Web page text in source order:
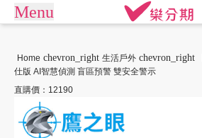
Menu
APPLE專區
商用桌機/筆電
商店街
訂單查詢/繳款
Home chevron_right 生活戶外 chevron_right
仕版 AI智慧偵測 盲區預警 雙安全警示
直購價：12190